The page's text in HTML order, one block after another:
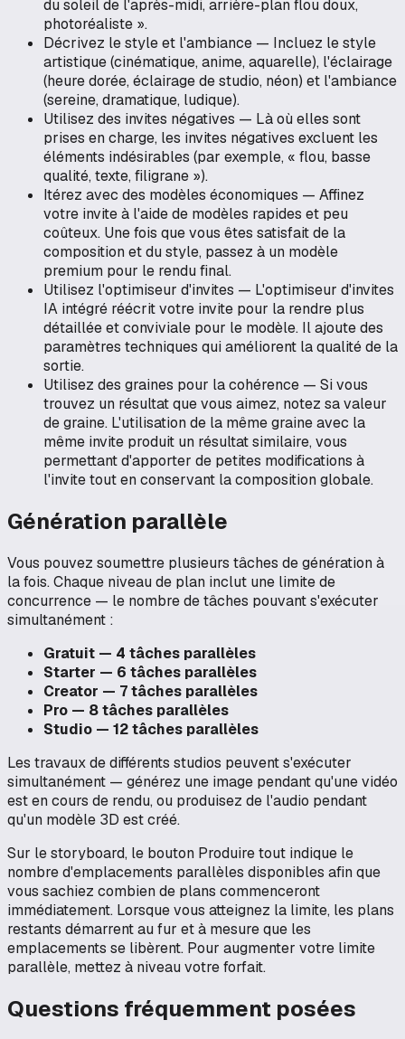
du soleil de l'après-midi, arrière-plan flou doux,
photoréaliste ».
Décrivez le style et l'ambiance — Incluez le style
artistique (cinématique, anime, aquarelle), l'éclairage
(heure dorée, éclairage de studio, néon) et l'ambiance
(sereine, dramatique, ludique).
Utilisez des invites négatives — Là où elles sont
prises en charge, les invites négatives excluent les
éléments indésirables (par exemple, « flou, basse
qualité, texte, filigrane »).
Itérez avec des modèles économiques — Affinez
votre invite à l'aide de modèles rapides et peu
coûteux. Une fois que vous êtes satisfait de la
composition et du style, passez à un modèle
premium pour le rendu final.
Utilisez l'optimiseur d'invites — L'optimiseur d'invites
IA intégré réécrit votre invite pour la rendre plus
détaillée et conviviale pour le modèle. Il ajoute des
paramètres techniques qui améliorent la qualité de la
sortie.
Utilisez des graines pour la cohérence — Si vous
trouvez un résultat que vous aimez, notez sa valeur
de graine. L'utilisation de la même graine avec la
même invite produit un résultat similaire, vous
permettant d'apporter de petites modifications à
l'invite tout en conservant la composition globale.
Génération parallèle
Vous pouvez soumettre plusieurs tâches de génération à
la fois. Chaque niveau de plan inclut une limite de
concurrence — le nombre de tâches pouvant s'exécuter
simultanément :
Gratuit — 4 tâches parallèles
Starter — 6 tâches parallèles
Creator — 7 tâches parallèles
Pro — 8 tâches parallèles
Studio — 12 tâches parallèles
Les travaux de différents studios peuvent s'exécuter
simultanément — générez une image pendant qu'une vidéo
est en cours de rendu, ou produisez de l'audio pendant
qu'un modèle 3D est créé.
Sur le storyboard, le bouton Produire tout indique le
nombre d'emplacements parallèles disponibles afin que
vous sachiez combien de plans commenceront
immédiatement. Lorsque vous atteignez la limite, les plans
restants démarrent au fur et à mesure que les
emplacements se libèrent. Pour augmenter votre limite
parallèle, mettez à niveau votre forfait.
Questions fréquemment posées